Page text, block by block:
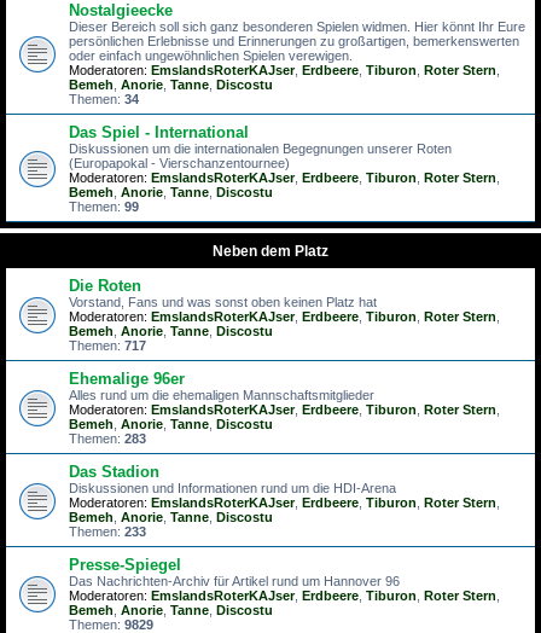
Nostalgieecke
Dieser Bereich soll sich ganz besonderen Spielen widmen. Hier könnt Ihr Eure
persönlichen Erlebnisse und Erinnerungen zu großartigen, bemerkenswerten
oder einfach ungewöhnlichen Spielen verewigen.
Moderatoren: EmslandsRoterKAJser, Erdbeere Tiburon Roter Stern
Bemeh Anorie Tanne Discostu
Themen: 34
Das Spiel - International
Diskussionen um die internationalen Begegnungen unserer Roten
(Europapokal - Vierschanzentournee)
Moderatoren: EmslandsRoterKAJser, Erdbeere Tiburon Roter Stern
Bemeh Anorie Tanne Discostu
Themen: 99
Neben dem Platz
Die Roten
Vorstand, Fans und was sonst oben keinen Platz hat
Moderatoren: EmslandsRoterKAJser, Erdbeere Tiburon Roter Stern
Bemeh Anorie Tanne Discostu
Themen: 717
Ehemalige 96er
Alles rund um die ehemaligen Mannschaftsmitglieder
Moderatoren: EmslandsRoterKAJser, Erdbeere Tiburon Roter Stern
Bemeh Anorie Tanne Discostu
Themen: 283
Das Stadion
Diskussionen und Informationen rund um die HDI-Arena
Moderatoren: EmslandsRoterKAJser, Erdbeere Tiburon Roter Stern
Bemeh Anorie Tanne Discostu
Themen: 233
Presse-Spiegel
Das Nachrichten-Archiv für Artikel rund um Hannover 96
Moderatoren: EmslandsRoterKAJser, Erdbeere Tiburon Roter Stern
Bemeh Anorie Tanne Discostu
Themen: 9829